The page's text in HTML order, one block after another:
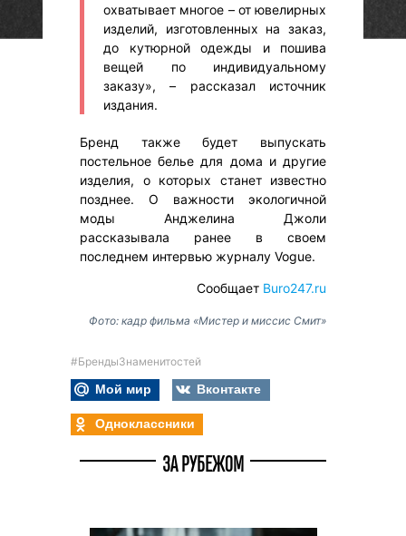
охватывает многое – от ювелирных
изделий, изготовленных на заказ,
до кутюрной одежды и пошива
вещей по индивидуальному
заказу», – рассказал источник
издания.
Бренд также будет выпускать
постельное белье для дома и другие
изделия, о которых станет известно
позднее. О важности экологичной
моды Анджелина Джоли
рассказывала ранее в своем
последнем интервью журналу Vogue.
Сообщает Buro247.ru
Фото: кадр фильма «Мистер и миссис Смит»
#БрендыЗнаменитостей
Мой мир
Вконтакте
Одноклассники
ЗА РУБЕЖОМ